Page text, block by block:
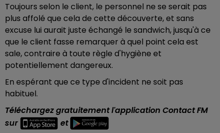
Toujours selon le client, le personnel ne se serait pas
plus affolé que cela de cette découverte, et sans
excuse lui aurait juste échangé le sandwich, jusqu'à ce
que le client fasse remarquer à quel point cela est
sale, contraire à toute règle d'hygiène et
potentiellement dangereux.
En espérant que ce type d'incident ne soit pas
habituel.
Téléchargez gratuitement l'application Contact FM
sur
et